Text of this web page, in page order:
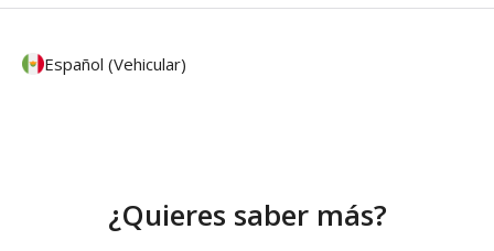
Español (Vehicular)
¿Quieres saber más?